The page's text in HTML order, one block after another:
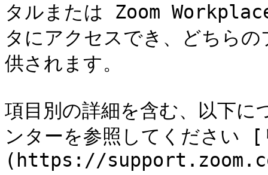
タルまたは Zoom
タにアクセスでき、どちら
供されます。
項目別の詳細を含む、以下
ンターを参照してください
(https://